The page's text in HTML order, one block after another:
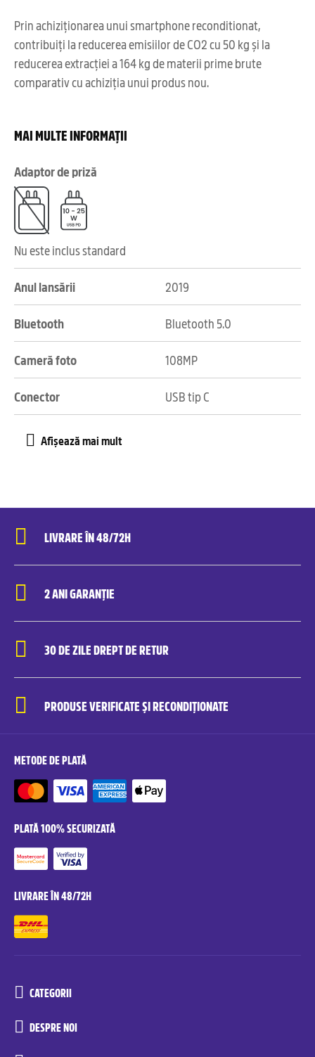
Prin achiziționarea unui smartphone reconditionat,
contribuiți la reducerea emisiilor de CO2 cu 50 kg și la
reducerea extracției a 164 kg de materii prime brute
comparativ cu achiziția unui produs nou.
MAI MULTE INFORMAȚII
Adaptor de priză
Nu este inclus standard
Anul lansării 2019
Bluetooth Bluetooth 5.0
Cameră foto 108MP
Conector USB tip C
LIVRARE ÎN 48/72H
2 ANI GARANȚIE
30 DE ZILE DREPT DE RETUR
PRODUSE VERIFICATE ȘI RECONDIȚIONATE
METODE DE PLATĂ
PLATĂ 100% SECURIZATĂ
LIVRARE ÎN 48/72H
CATEGORII
DESPRE NOI